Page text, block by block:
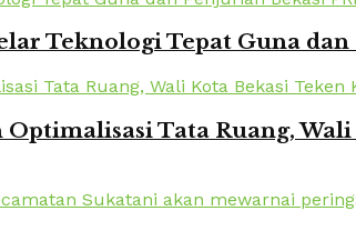
Teknologi Tepat Guna
Tata Ruang,